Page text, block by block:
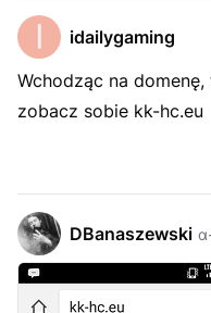
idailygaming
Wchodząc na
zobacz sobie kk-hc.eu
DBanaszewski